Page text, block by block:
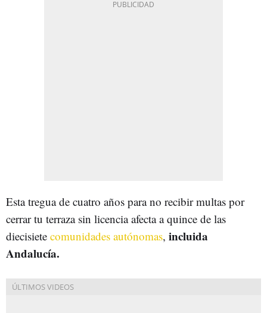
Esta tregua de cuatro años para no recibir multas por
cerrar tu terraza sin licencia afecta a quince de las
diecisiete comunidades autónomas, incluida
Andalucía.